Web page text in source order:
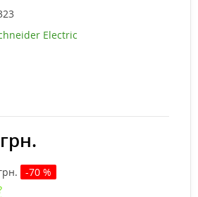
Electric
-70 %